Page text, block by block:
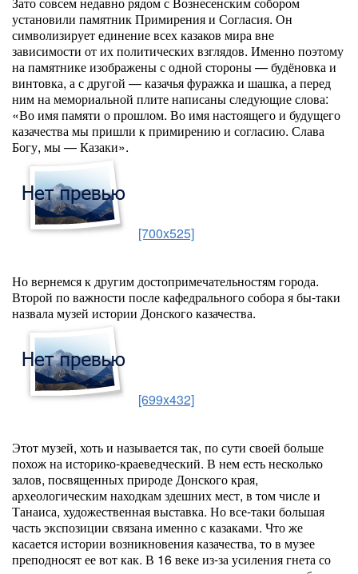
установили памятник Примирения и Согласия. Он
символизирует единение всех казаков мира вне
зависимости от их политических взглядов. Именно поэтому
на памятнике изображены с одной стороны — будёновка и
винтовка, а с другой — казачья фуражка и шашка, а перед
ним на мемориальной плите написаны следующие слова:
«Во имя памяти о прошлом. Во имя настоящего и будущего
казачества мы пришли к примирению и согласию. Слава
Богу, мы — Казаки».
[700x525]
Но вернемся к другим достопримечательностям города.
Второй по важности после кафедрального собора я бы-таки
назвала музей истории Донского казачества.
[699x432]
Этот музей, хоть и называется так, по сути своей больше
похож на историко-краеведческий. В нем есть несколько
залов, посвященных природе Донского края,
археологическим находкам здешних мест, в том числе и
Танаиса, художественная выставка. Но все-таки большая
часть экспозиции связана именно с казаками. Что же
касается истории возникновения казачества, то в музее
преподносят ее вот как. В 16 веке из-за усиления гнета со